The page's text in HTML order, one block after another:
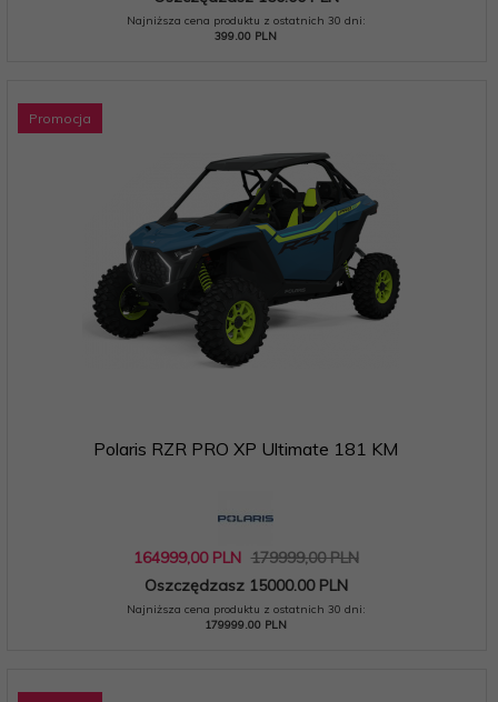
Najniższa cena produktu z ostatnich 30 dni:
399.00 PLN
Promocja
Polaris RZR PRO XP Ultimate 181 KM
164999,00 PLN 179999,00 PLN
Oszczędzasz 15000.00 PLN
Najniższa cena produktu z ostatnich 30 dni:
179999.00 PLN